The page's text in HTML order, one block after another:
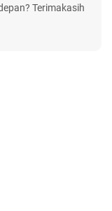
Terimakasih